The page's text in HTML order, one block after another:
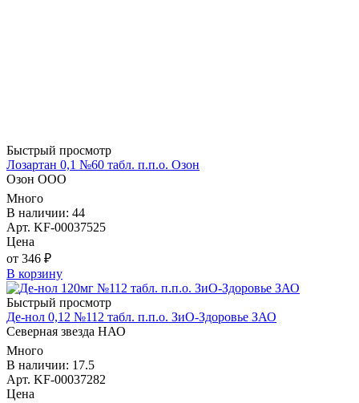
Быстрый просмотр
Лозартан 0,1 №60 табл. п.п.о. Озон
Озон ООО
Много
В наличии: 44
Арт. KF-00037525
Цена
от 346 ₽
В корзину
Быстрый просмотр
Де-нол 0,12 №112 табл. п.п.о. ЗиО-Здоровье ЗАО
Северная звезда НАО
Много
В наличии: 17.5
Арт. KF-00037282
Цена